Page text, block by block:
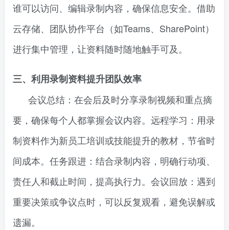
谁可以访问、编辑录制内容，确保信息安全。借助
云存储、团队协作平台（如Teams、SharePoint）
进行集中管理，让资料随时随地触手可及。
三、利用录制资料提升团队效率
会议总结：在会后及时分享录制视频和重点摘
要，确保每个人都掌握会议内容。远程学习：用录
制资料作为新员工培训或技能提升的教材，节省时
间成本。任务跟进：结合录制内容，明确行动项、
责任人和截止时间，提高执行力。会议回放：遇到
重要决策或争议点时，可以反复观看，避免误解或
遗漏。